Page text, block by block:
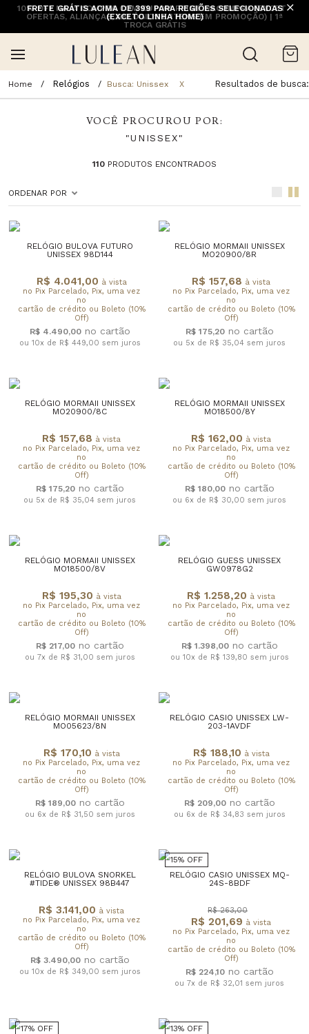
10% OFF NA 1ª COMPRA COM CUPOM PRIMEIRACOMPRA (EXCETO
OFERTAS, ALIANÇAS, RELÓGIOS E ITENS EM PROMOÇÃO) | 1ª
TROCA GRÁTIS
FRETE GRÁTIS ACIMA DE 399 PARA REGIÕES SELECIONADAS
(EXCETO LINHA HOME)
Relógios Busca: Unissex X Resultados de
VOCÊ PROCUROU POR:
"UNISSEX"
110 PRODUTOS ENCONTRADOS
ORDENAR POR
RELÓGIO BULOVA FUTURO
UNISSEX 98D144
R$ 4.041,00 à vista
no Pix Parcelado, Pix, uma vez
no
cartão de crédito ou Boleto (10%
Off)
R$ 4.490,00
ou 10x de R$ 449,00 sem juros
RELÓGIO MORMAII UNISSEX
MO20900/8R
R$ 157,68 à vista
no Pix Parcelado, Pix, uma vez
no
cartão de crédito ou Boleto (10%
Off)
R$ 175,20
ou 5x de R$ 35,04 sem juros
RELÓGIO MORMAII UNISSEX
MO20900/8C
R$ 157,68 à vista
no Pix Parcelado, Pix, uma vez
no
cartão de crédito ou Boleto (10%
Off)
R$ 175,20
ou 5x de R$ 35,04 sem juros
RELÓGIO MORMAII UNISSEX
MO18500/8Y
R$ 162,00 à vista
no Pix Parcelado, Pix, uma vez
no
cartão de crédito ou Boleto (10%
Off)
R$ 180,00
ou 6x de R$ 30,00 sem juros
RELÓGIO MORMAII UNISSEX
MO18500/8V
R$ 195,30 à vista
no Pix Parcelado, Pix, uma vez
no
cartão de crédito ou Boleto (10%
Off)
R$ 217,00
ou 7x de R$ 31,00 sem juros
RELÓGIO GUESS UNISSEX
GW0978G2
R$ 1.258,20 à vista
no Pix Parcelado, Pix, uma vez
no
cartão de crédito ou Boleto (10%
Off)
R$ 1.398,00
ou 10x de R$ 139,80 sem juros
RELÓGIO MORMAII UNISSEX
MO05623/8N
R$ 170,10 à vista
no Pix Parcelado, Pix, uma vez
no
cartão de crédito ou Boleto (10%
Off)
R$ 189,00
ou 6x de R$ 31,50 sem juros
RELÓGIO CASIO UNISSEX LW-
203-1AVDF
R$ 188,10 à vista
no Pix Parcelado, Pix, uma vez
no
cartão de crédito ou Boleto (10%
Off)
R$ 209,00
ou 6x de R$ 34,83 sem juros
RELÓGIO BULOVA SNORKEL
#TIDE® UNISSEX 98B447
R$ 3.141,00 à vista
no Pix Parcelado, Pix, uma vez
no
cartão de crédito ou Boleto (10%
Off)
R$ 3.490,00
ou 10x de R$ 349,00 sem juros
15% OFF
RELÓGIO CASIO UNISSEX MQ-
24S-8BDF
R$ 201,69 à vista
no Pix Parcelado, Pix, uma vez
no
cartão de crédito ou Boleto (10%
Off)
R$ 263,00
R$ 224,10
ou 7x de R$ 32,01 sem juros
17% OFF
13% OFF